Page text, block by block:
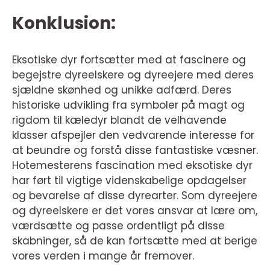
Konklusion:
Eksotiske dyr fortsætter med at fascinere og
begejstre dyreelskere og dyreejere med deres
sjældne skønhed og unikke adfærd. Deres
historiske udvikling fra symboler på magt og
rigdom til kæledyr blandt de velhavende
klasser afspejler den vedvarende interesse for
at beundre og forstå disse fantastiske væsner.
Hotemesterens fascination med eksotiske dyr
har ført til vigtige videnskabelige opdagelser
og bevarelse af disse dyrearter. Som dyreejere
og dyreelskere er det vores ansvar at lære om,
værdsætte og passe ordentligt på disse
skabninger, så de kan fortsætte med at berige
vores verden i mange år fremover.